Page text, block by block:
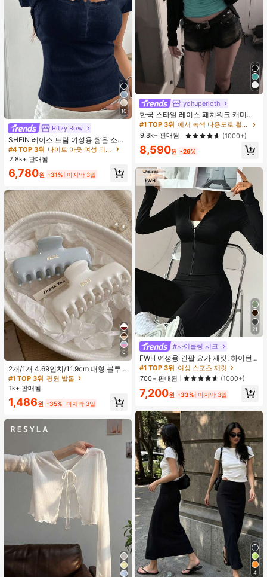
10
Ritzy Row
SHEIN 레이스 트림 여성용 짧은 소매
티셔츠, 슬림핏 여름 새 3버튼 전면 반
소매 탑
#4 TOP 3위
나이트 아웃 여성 티셔츠
2.8k+ 판매됨
6,780원 -31% 마지막 3일
6
2개/1개 4.69인치/11.9cm 대형 블루
& 화이트 1피스 플라스틱 헤어 클로
클립, 데일리 웨어, 캐주얼, 파티, 출퇴
근, 휴가, 헤어스타일링, 메이크업, 의
상 매칭 비치 헤어 클립 바캉스 헤어
클러치에 적합한 세련되고 다재다능
하며 우아하고 미니멀한 단색 헤어 액
세서리
#1 TOP 3위 평원 발톱
1k+ 판매됨
1,486원 -35% 마지막 3일
yohuperloth
한국 스타일 레이스 패치워크 캐미솔
탱크 탑, Y2K 에스테틱, 스트리트웨어
캐주얼 여름
#1 TOP 3위
에서 녹색 다용도로 활용 가능한 데일리 탑
9.8k+ 판매됨
(1000+)
8,590원 -26%
21
#사이클링 시크
FWH 여성용 긴팔 요가 재킷, 하이턴
레이트 스몰 웨이스트, 사계절 활용 가
능한 스타일, 허리 보정 슬리밍 피트니
스 레트로 하이엔드 스트리트 우아한
스포츠, 러닝 피트니스 야외 러닝 출퇴
근 데이트용, 엄지 홀 스몰 스탠드 칼
슬림핏, 애슬레저
#1 TOP 3위 여성 스포츠 재킷
700+ 판매됨
(1000+)
7,200원 -33% 마지막 3일
4